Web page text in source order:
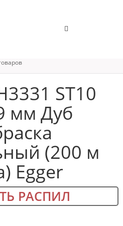
ST10
мм Дуб
(200 м
Egger
РАСПИЛ